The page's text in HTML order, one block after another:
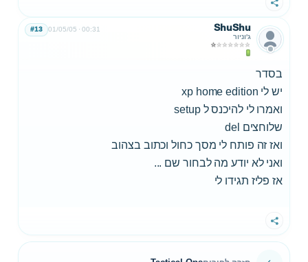
שתף
ShuShu
ג'וניור
01/05/05 00:31
#13
בסדר
יש לי xp home edition
ואמרו לי להיכנס ל setup
שלוחצים del
ואז זה פותח לי מסך כחול וכתוב בצהוב
ואני לא יודע מה לבחור שם ...
אז פליז תגידו לי
שתף